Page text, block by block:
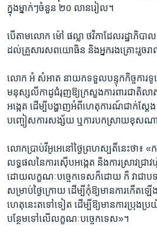
ក្នុង​ម្នាក់ៗ​ចំនួន​ ២០ ​លាន​រៀល។​
បើ​តាម​លោក​ ម៉ៅ ផល្លា ​ថវិកា​ដែល​រដ្ឋាភិបាល​
ដល់​គ្រួសារ​សព​យោធិន ​និង​អ្នក​រង​គ្រោះ​រួច​រ
លោក ​អំ សំអាត ​នាយក​ទទួល​បន្ទុក​កិច្ចការ​ទូទៅ​
មនុស្ស​លីកាដូ​ជំរុញ​ឱ្យ​ក្រសួង​ការពារ​ជាតិ​លា
អង្កេត ​ដើម្បី​បង្ហាញ​អំពី​ហេតុ​ការណ៍​ជាក់​ស្តែ
បញ្ចៀស​ការ​សង្ស័យ ​ឬ​ការ​បក​ស្រាយ​ខុស​ណ
លោក​ប្រាប់​វីអូអេ​នៅ​ថ្ងៃ​ព្រហស្បតិ៍​នេះ​ថា៖ ​«
លទ្ធផល​នៃ​ការ​ស៊ើប​អង្កេត ​និង​ការស្រាវ​ជ្រា
ដោយ​លក្ខណៈ​បច្ចេកទេស​ក៏ដោយ ​ក៏​ វា​ជា​
សម្រាប់​ថ្ងៃ​ក្រោយ ​ដើម្បី​កុំ​ឱ្យ​មាន​ការ​កើត​ឡ
ហេតុ​នេះ​ត​ទៅ​ទៀត ​ដើម្បី​ឱ្យ​មាន​ការ​ប្រុង​ប្
បន្ថែម​ទៅ​លើ​លក្ខណៈ​បច្ចេកទេស»។​